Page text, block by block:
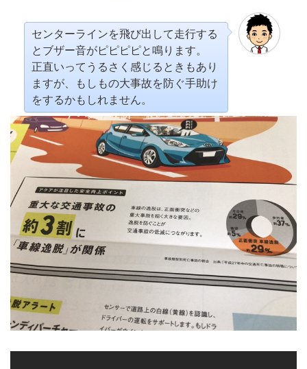
センターラインを飛び出して走行する
とブザー音がピピピピと鳴ります。
正直いってうるさく感じるときもあり
ますが、もしもの大事故を防ぐ手助け
をするかもしれません。